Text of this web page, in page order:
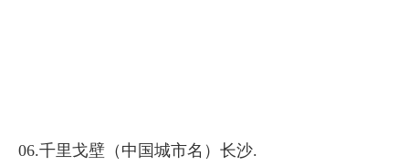
06.千里戈壁（中国城市名）长沙.